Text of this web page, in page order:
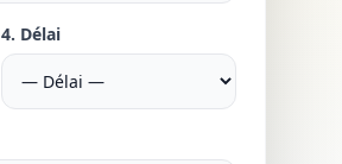
4. Délai